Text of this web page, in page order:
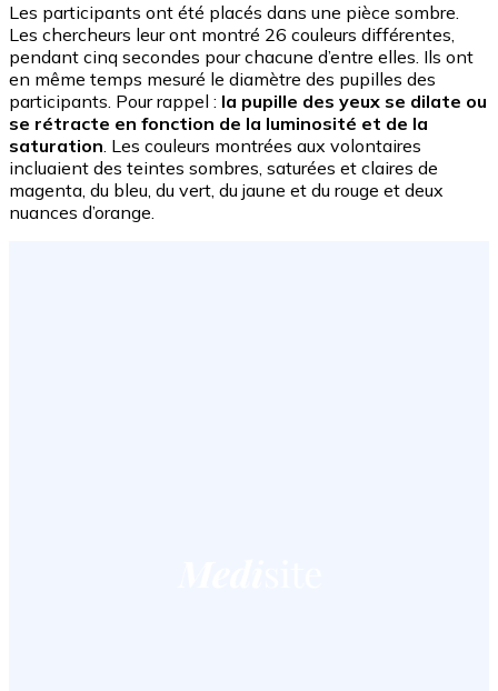
Les participants ont été placés dans une pièce sombre.
Les chercheurs leur ont montré 26 couleurs différentes,
pendant cinq secondes pour chacune d’entre elles. Ils ont
en même temps mesuré le diamètre des pupilles des
participants. Pour rappel : la pupille des yeux se dilate ou
se rétracte en fonction de la luminosité et de la
saturation. Les couleurs montrées aux volontaires
incluaient des teintes sombres, saturées et claires de
magenta, du bleu, du vert, du jaune et du rouge et deux
nuances d’orange.